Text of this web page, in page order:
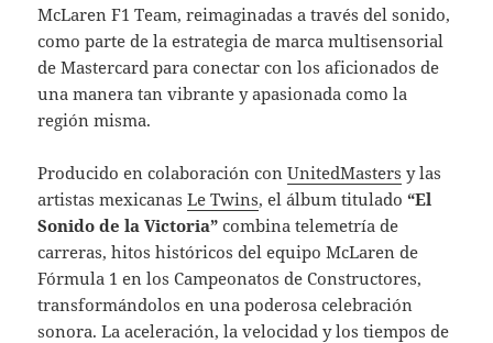
McLaren F1 Team, reimaginadas a través del sonido,
como parte de la estrategia de marca multisensorial
de Mastercard para conectar con los aficionados de
una manera tan vibrante y apasionada como la
región misma.
Producido en colaboración conUnitedMasters y las
artistas mexicanasLe Twins, el álbum titulado“El
Sonido de la Victoria” combina telemetría de
carreras, hitos históricos del equipo McLaren de
Fórmula 1 en los Campeonatos de Constructores,
transformándolos en una poderosa celebración
sonora. La aceleración, la velocidad y los tiempos de